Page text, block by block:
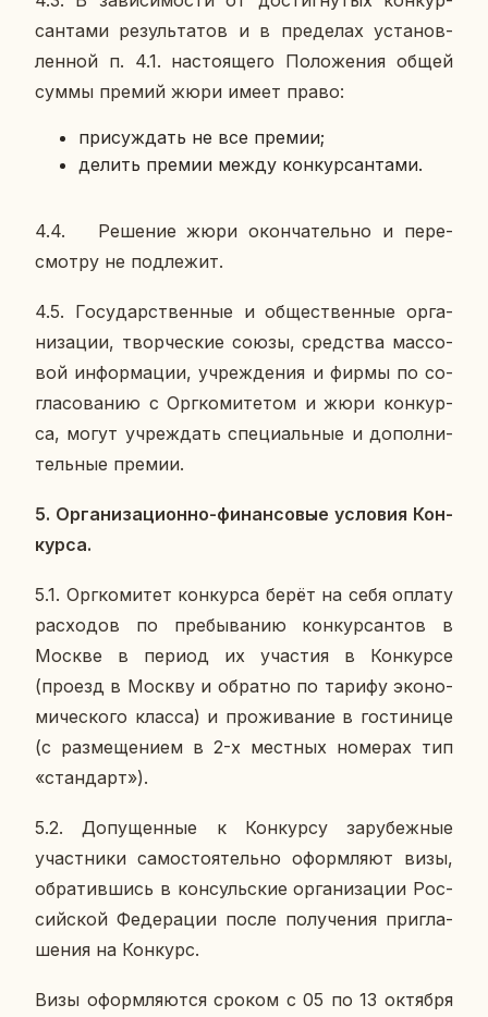
сан­та­ми ре­зуль­та­тов и в пре­де­лах уста­нов­
лен­ной п. 4.1. на­сто­я­ще­го По­ло­же­ния общей
суммы премий жюри имеет право:
при­суж­дать не все премии;
делить премии между кон­кур­сан­та­ми.
4.4.
Ре­ше­ние жюри окон­ча­тель­но и пе­ре­
смот­ру не под­ле­жит.
4.5. Го­су­дар­ствен­ные и об­ще­ствен­ные ор­га­
ни­за­ции, твор­че­ские союзы, сред­ства мас­со­
вой ин­фор­ма­ции, учре­жде­ния и фирмы по со­
гла­со­ва­нию с Орг­ко­ми­те­том и жюри кон­кур­
са, могут учре­ждать спе­ци­аль­ные и до­пол­ни­
тель­ные премии.
5. Ор­га­ни­за­ци­он­но-фи­нан­со­вые усло­вия Кон­
кур­са.
5.1. Орг­ко­ми­тет кон­кур­са берёт на себя оплату
рас­хо­дов по пре­бы­ва­нию кон­кур­сан­тов в
Москве в период их уча­стия в Кон­кур­се
(проезд в Москву и об­рат­но по тарифу эко­но­
ми­че­ско­го класса) и про­жи­ва­ние в го­сти­ни­це
(с раз­ме­ще­ни­ем в 2-х мест­ных но­ме­рах тип
«стан­дарт»).
5.2. До­пу­щен­ные к Кон­кур­су за­ру­беж­ные
участ­ни­ки са­мо­сто­я­тель­но оформ­ля­ют визы,
об­ра­тив­шись в кон­суль­ские ор­га­ни­за­ции Рос­
сий­ской Фе­де­ра­ции после по­лу­че­ния при­гла­
ше­ния на Кон­курс.
Визы оформ­ля­ют­ся сроком с 05 по 13 ок­тяб­ря